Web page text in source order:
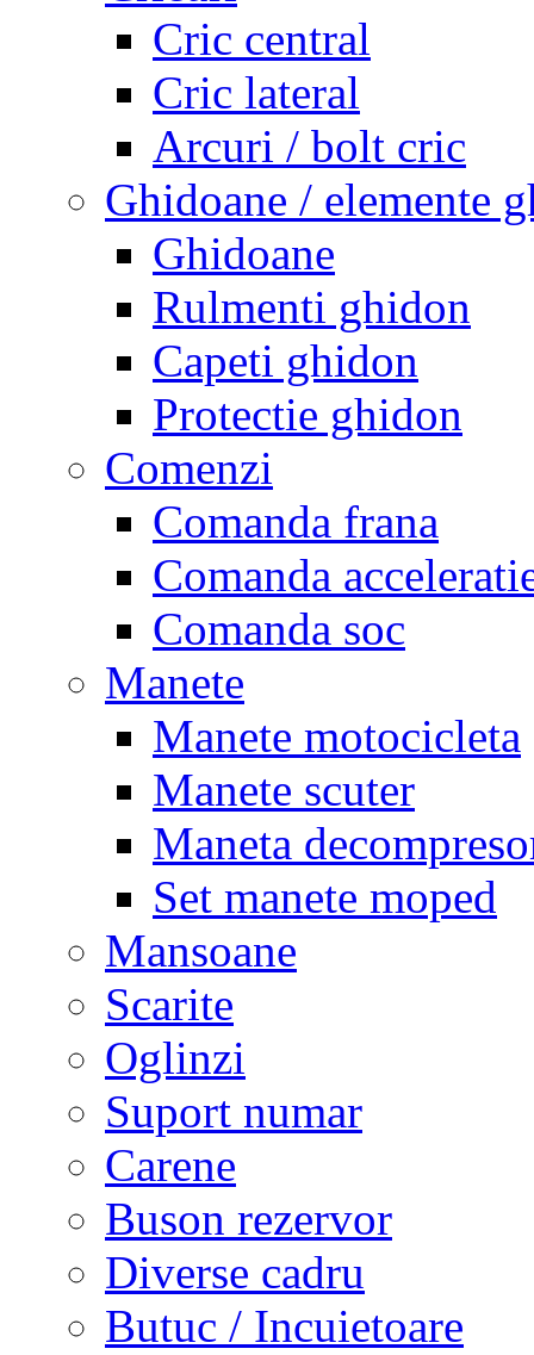
Cric central
Cric lateral
Arcuri / bolt cric
Ghidoane / elemente
Ghidoane
Rulmenti ghidon
Capeti ghidon
Protectie ghidon
Comenzi
Comanda frana
Comanda
Comanda soc
Manete
Manete motocicleta
Manete scuter
Maneta
Set manete moped
Mansoane
Scarite
Oglinzi
Suport numar
Carene
Buson rezervor
Diverse cadru
Butuc / Incuietoare